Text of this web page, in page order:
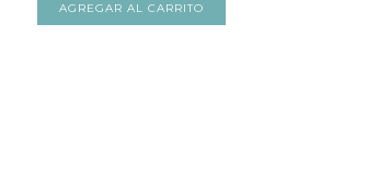
AGREGAR AL CARRITO